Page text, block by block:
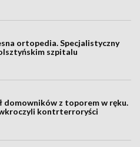
ortopedia. Specjalistyczny
szpitalu
domowników z toporem w ręku.
kontrterroryści